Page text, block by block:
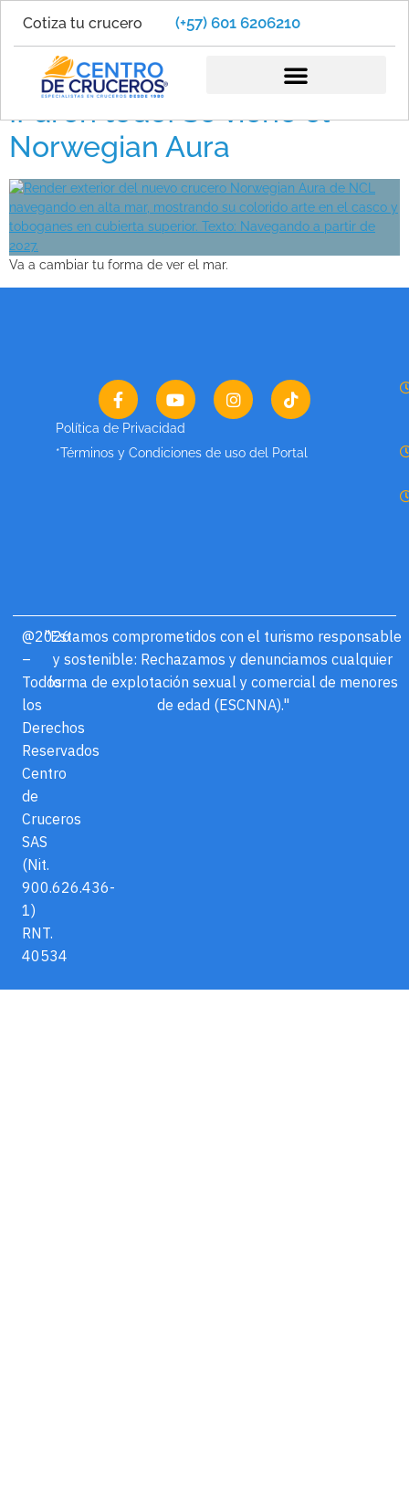
Cotiza tu crucero (+57) 601 6206210
Prima Plus
¡Paren todo! Se viene el
Norwegian Aura
Va a cambiar tu forma de ver el mar.
Política de Privacidad
*Términos y Condiciones de uso del Portal
@2026
–
Todos
los
Derechos
Reservados
Centro
de
Cruceros
SAS
(Nit.
900.626.436-
1)
RNT.
40534
"Estamos comprometidos con el turismo responsable
y sostenible: Rechazamos y denunciamos cualquier
forma de explotación sexual y comercial de menores
de edad (ESCNNA)."